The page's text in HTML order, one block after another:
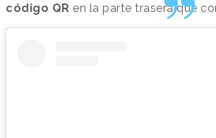
código QR en la parte trasera que